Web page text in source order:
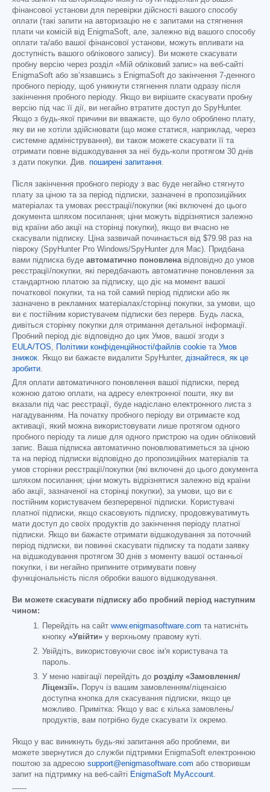
фінансової установи для перевірки дійсності вашого способу
оплати (такі запити на авторизацію не є запитами на стягнення
плати чи комісій від EnigmaSoft, але, залежно від вашого способу
оплати та/або вашої фінансової установи, можуть впливати на
доступність вашого облікового запису). Ви можете скасувати
пробну версію через розділ «Мій обліковий запис» на веб-сайті
EnigmaSoft або зв’язавшись з EnigmaSoft до закінчення 7-денного
пробного періоду, щоб уникнути стягнення плати одразу після
закінчення пробного періоду. Якщо ви вирішите скасувати пробну
версію під час її дії, ви негайно втратите доступ до SpyHunter.
Якщо з будь-якої причини ви вважаєте, що було оброблено плату,
яку ви не хотіли здійснювати (що може статися, наприклад, через
системне адміністрування), ви також можете скасувати її та
отримати повне відшкодування за неї будь-коли протягом 30 днів
з дати покупки. Див. поширені запитання.
Після закінчення пробного періоду з вас буде негайно стягнуто
плату за ціною та за період підписки, зазначені в пропозиційних
матеріалах та умовах реєстрації/покупки (які включені до цього
документа шляхом посилання; ціни можуть відрізнятися залежно
від країни або акції на сторінці покупки), якщо ви вчасно не
скасували підписку. Ціна зазвичай починається від $79.98 раз на
півроку (SpyHunter Pro Windows/SpyHunter для Mac). Придбана
вами підписка буде автоматично поновленавідповідно до умов
реєстрації/покупки, які передбачають автоматичне поновлення за
стандартною платою за підписку, що діє на момент вашої
початкової покупки, та на той самий період підписки або як
зазначено в рекламних матеріалах/сторінці покупки, за умови, що
ви є постійним користувачем підписки без перерв. Будь ласка,
дивіться сторінку покупки для отримання детальної інформації.
Пробний період діє відповідно до цих Умов, вашої згоди з
EULA/TOS, Політики конфіденційності/файлів cookie та Умов
знижок. Якщо ви бажаєте видалити SpyHunter, дізнайтеся, як це
зробити.
Для оплати автоматичного поновлення вашої підписки, перед
кожною датою оплати, на адресу електронної пошти, яку ви
вказали під час реєстрації, буде надіслано електронного листа з
нагадуванням. На початку пробного періоду ви отримаєте код
активації, який можна використовувати лише протягом одного
пробного періоду та лише для одного пристрою на один обліковий
запис. Ваша підписка автоматично поновлюватиметься за ціною
та на період підписки відповідно до пропозиційних матеріалів та
умов сторінки реєстрації/покупки (які включені до цього документа
шляхом посилання; ціни можуть відрізнятися залежно від країни
або акції, зазначеної на сторінці покупки), за умови, що ви є
постійним користувачем безперервної підписки. Користувачі
платної підписки, якщо скасовують підписку, продовжуватимуть
мати доступ до своїх продуктів до закінчення періоду платної
підписки. Якщо ви бажаєте отримати відшкодування за поточний
період підписки, ви повинні скасувати підписку та подати заявку
на відшкодування протягом 30 днів з моменту вашої останньої
покупки, і ви негайно припините отримувати повну
функціональність після обробки вашого відшкодування.
Ви можете скасувати підписку або пробний період наступним
чином:
Перейдіть на сайт www.enigmasoftware.com та натисніть
кнопку «Увійти» у верхньому правому куті.
Увійдіть, використовуючи своє ім'я користувача та
пароль.
У меню навігації перейдіть до розділу «Замовлення/
Ліцензії». Поруч із вашим замовленням/ліцензією
доступна кнопка для скасування підписки, якщо це
можливо. Примітка: Якщо у вас є кілька замовлень/
продуктів, вам потрібно буде скасувати їх окремо.
Якщо у вас виникнуть будь-які запитання або проблеми, ви
можете звернутися до служби підтримки EnigmaSoft електронною
поштою за адресою support@enigmasoftware.com або створивши
запит на підтримку на веб-сайті EnigmaSoft MyAccount.
------